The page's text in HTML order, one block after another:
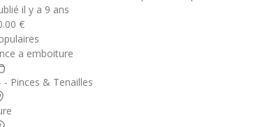
il y a 9 ans
€
a emboiture
- Pinces & Tenailles